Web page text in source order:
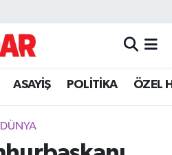
ASAYİŞ POLİTİKA ÖZEL
DÜNYAve Fikstür